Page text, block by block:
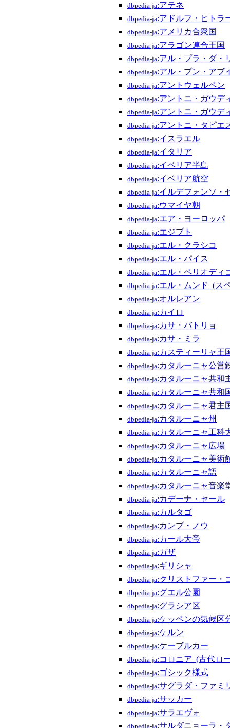
dbpedia-ja:アテネ
dbpedia-ja:アドルフ・ヒトラ
dbpedia-ja:アメリカ合衆国
dbpedia-ja:アラゴン連合王国
dbpedia-ja:アル・プラ・ダ・
dbpedia-ja:アル・プン・アブ
dbpedia-ja:アントウェルペン
dbpedia-ja:アントニ・ガウデ
dbpedia-ja:アントニ・ガウデ
dbpedia-ja:アントニ・タピエ
dbpedia-ja:イスラエル
dbpedia-ja:イタリア
dbpedia-ja:イベリア半島
dbpedia-ja:イベリア航空
dbpedia-ja:イルデフォンソ・
dbpedia-ja:ウマイヤ朝
dbpedia-ja:エア・ヨーロッパ
dbpedia-ja:エジプト
dbpedia-ja:エル・クラシコ
dbpedia-ja:エル・パイス
dbpedia-ja:エル・ペリオディ
dbpedia-ja:エル・ムンド_(ス
dbpedia-ja:オルレアン
dbpedia-ja:カイロ
dbpedia-ja:カサ・バトリョ
dbpedia-ja:カサ・ミラ
dbpedia-ja:カスティーリャ王
dbpedia-ja:カタルーニャ公営
dbpedia-ja:カタルーニャ共和
dbpedia-ja:カタルーニャ共和
dbpedia-ja:カタルーニャ君主
dbpedia-ja:カタルーニャ州
dbpedia-ja:カタルーニャ工科
dbpedia-ja:カタルーニャ広場
dbpedia-ja:カタルーニャ美術
dbpedia-ja:カタルーニャ語
dbpedia-ja:カタルーニャ音楽
dbpedia-ja:カデーナ・セール
dbpedia-ja:カルタゴ
dbpedia-ja:カンプ・ノウ
dbpedia-ja:カール大帝
dbpedia-ja:ガザ
dbpedia-ja:ギリシャ
dbpedia-ja:クリストファー・
dbpedia-ja:グエル公園
dbpedia-ja:グラシア区
dbpedia-ja:ケッペンの気候区
dbpedia-ja:ケルン
dbpedia-ja:ケーブルカー
dbpedia-ja:コロニア_(古代ロ
dbpedia-ja:ゴシック様式
dbpedia-ja:サグラダ・ファミ
dbpedia-ja:サッカー
dbpedia-ja:サラエヴォ
:サルダニョーラ・